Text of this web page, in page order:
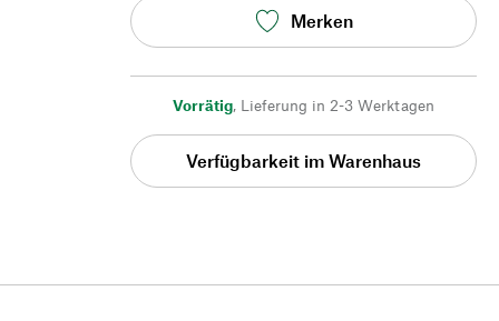
Merken
Vorrätig, Lieferung in 2-3 Werktagen
Verfügbarkeit im Warenhaus